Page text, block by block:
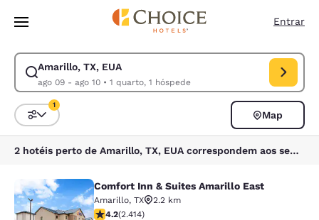
Pular Para Conteúdo Principal
Entrar
Amarillo, TX, EUA
ago 09 - ago 10• 1 quarto, 1 hóspede
Modificar pesquisa para Amarillo, TX, EUA. Data de check-in ago 09,
Classificar e filtrar
1
Map
2 hotéis perto de Amarillo, TX, EUA correspondem aos seus filtros
Comfort Inn & Suites Amarillo East
Comfort Inn & Suites Amarillo East
Amarillo, TX
2.2 km
classificação 4.16 estrelas. Muito bom. 2414
4.2(2.414)